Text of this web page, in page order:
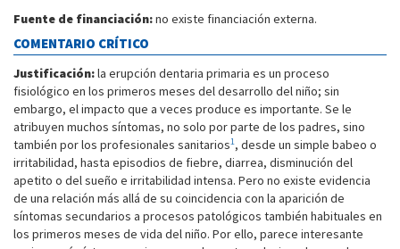
Fuente de financiación:no existe financiación externa.
COMENTARIO CRÍTICO
Justificación:la erupción dentaria primaria es un proceso
fisiológico en los primeros meses del desarrollo del niño; sin
embargo, el impacto que a veces produce es importante. Se le
atribuyen muchos síntomas, no solo por parte de los padres, sino
también por los profesionales sanitarios1, desde un simple babeo o
irritabilidad, hasta episodios de fiebre, diarrea, disminución del
apetito o del sueño e irritabilidad intensa. Pero no existe evidencia
de una relación más allá de su coincidencia con la aparición de
síntomas secundarios a procesos patológicos también habituales en
los primeros meses de vida del niño. Por ello, parece interesante